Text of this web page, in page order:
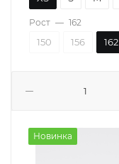
Рост — 162
150 156 162
Новинка